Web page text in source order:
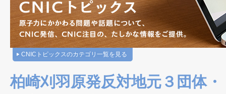
CNICトピックスのカテゴリ一覧を見る
柏崎刈羽原発反対地元３団体